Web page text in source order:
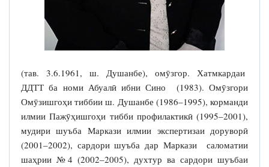
(тав. 3.6.1961, ш. Душанбе), омӯзгор. Хатмкардаи
ДДТТ ба номи Абуалӣ ибни Сино (1983). Омӯзгори
Омӯзишгоҳи тиббии ш. Душанбе (1986–1995), корманди
илмии Пажӯҳишгоҳи тибби профилактикӣ (1995–2001),
мудири шуъба Маркази илмии экспертизаи доруворӣ
(2001–2002), сардори шуъба дар Маркази саломатии
шаҳрии №4 (2002–2005), духтур ва сардори шуъбаи